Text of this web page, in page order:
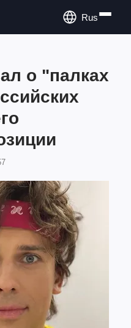
Rus
о "палках